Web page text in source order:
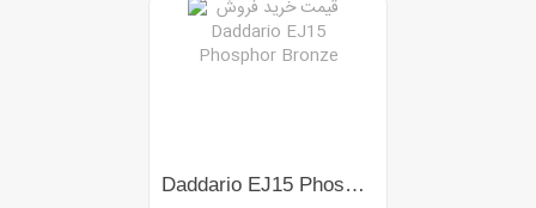
Daddario EJ15 Phosphor Bronze